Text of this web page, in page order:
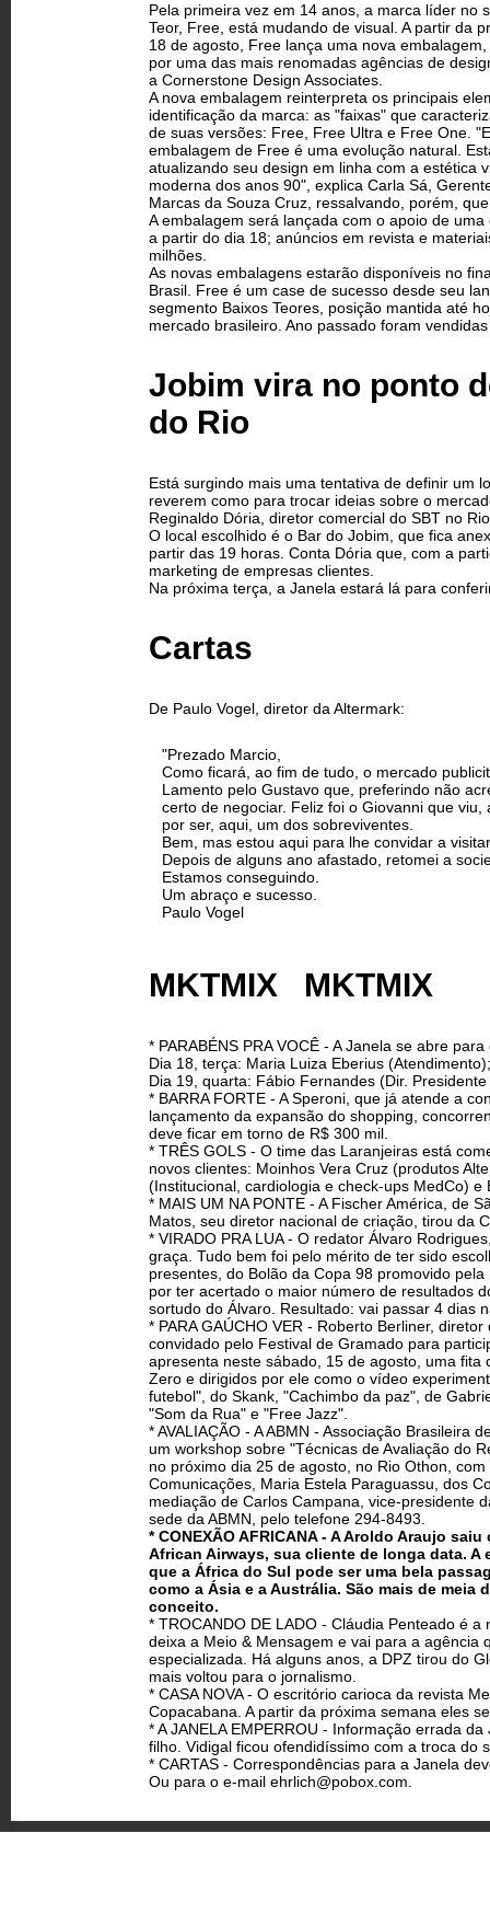
Pela primeira vez em 14 anos, a marca líder no
Teor, Free, está mudando de visual. A partir da
18 de agosto, Free lança uma nova
por uma das mais renomadas agências de
a Cornerstone Design Associates.
A nova embalagem reinterpreta os principais
identificação da marca: as "faixas" que
de suas versões: Free, Free Ultra e Free One.
embalagem de Free é uma evolução natural.
atualizando seu design em linha com a estética
moderna dos anos 90", explica Carla Sá,
Marcas da Souza Cruz, ressalvando, porém,
A embalagem será lançada com o apoio de
a partir do dia 18; anúncios em revista e
milhões.
As novas embalagens estarão disponíveis no
Brasil. Free é um case de sucesso desde seu
segmento Baixos Teores, posição mantida até
mercado brasileiro. Ano passado foram
Jobim vira no ponto
do Rio
Está surgindo mais uma tentativa de definir um
reverem como para trocar ideias sobre o
Reginaldo Dória, diretor comercial do SBT no
O local escolhido é o Bar do Jobim, que fica
partir das 19 horas. Conta Dória que, com a
marketing de empresas clientes.
Na próxima terça, a Janela estará lá para
Cartas
De Paulo Vogel, diretor da Altermark:
"Prezado Marcio,
Como ficará, ao fim de tudo, o mercado
Lamento pelo Gustavo que, preferindo não
certo de negociar. Feliz foi o Giovanni que
por ser, aqui, um dos sobreviventes.
Bem, mas estou aqui para lhe convidar a
Depois de alguns ano afastado, retomei a
Estamos conseguindo.
Um abraço e sucesso.
Paulo Vogel
MKTMIX MKTMIX
* PARABÉNS PRA VOCÊ - A Janela se abre
Dia 18, terça: Maria Luiza Eberius (Atendimento);
Dia 19, quarta: Fábio Fernandes (Dir.
* BARRA FORTE - A Speroni, que já atende a
lançamento da expansão do shopping,
deve ficar em torno de R$ 300 mil.
* TRÊS GOLS - O time das Laranjeiras está
novos clientes: Moinhos Vera Cruz (produtos
(Institucional, cardiologia e check-ups MedCo)
* MAIS UM NA PONTE - A Fischer América, de
Matos, seu diretor nacional de criação, tirou da
* VIRADO PRA LUA - O redator Álvaro
graça. Tudo bem foi pelo mérito de ter sido
presentes, do Bolão da Copa 98 promovido
por ter acertado o maior número de resultados
sortudo do Álvaro. Resultado: vai passar 4 dias
* PARA GAÚCHO VER - Roberto Berliner,
convidado pelo Festival de Gramado para
apresenta neste sábado, 15 de agosto, uma
Zero e dirigidos por ele como o vídeo
futebol", do Skank, "Cachimbo da paz", de
"Som da Rua" e "Free Jazz".
* AVALIAÇÃO - A ABMN - Associação Brasileira
um workshop sobre "Técnicas de Avaliação do
no próximo dia 25 de agosto, no Rio Othon,
Comunicações, Maria Estela Paraguassu, dos
mediação de Carlos Campana, vice-presidente
sede da ABMN, pelo telefone 294-8493.
* CONEXÃO AFRICANA - A Aroldo Araujo
African Airways, sua cliente de longa data. A
que a África do Sul pode ser uma bela
como a Ásia e a Austrália. São mais de meia
conceito.
* TROCANDO DE LADO - Cláudia Penteado é
deixa a Meio & Mensagem e vai para a agência
especializada. Há alguns anos, a DPZ tirou do
mais voltou para o jornalismo.
* CASA NOVA - O escritório carioca da revista
Copacabana. A partir da próxima semana eles
* A JANELA EMPERROU - Informação errada
filho. Vidigal ficou ofendidíssimo com a troca do
* CARTAS - Correspondências para a Janela
Ou para o e-mail ehrlich@pobox.com